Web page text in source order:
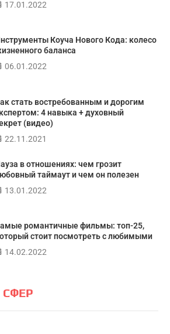
17.01.2022
Коуча Нового Кода: колесо
баланса
06.01.2022
стать востребованным и дорогим
4 навыка + духовный
(видео)
22.11.2021
в отношениях: чем грозит
таймаут и чем он полезен
13.01.2022
романтичные фильмы: топ-25,
стоит посмотреть с любимыми
14.02.2022
СФЕР